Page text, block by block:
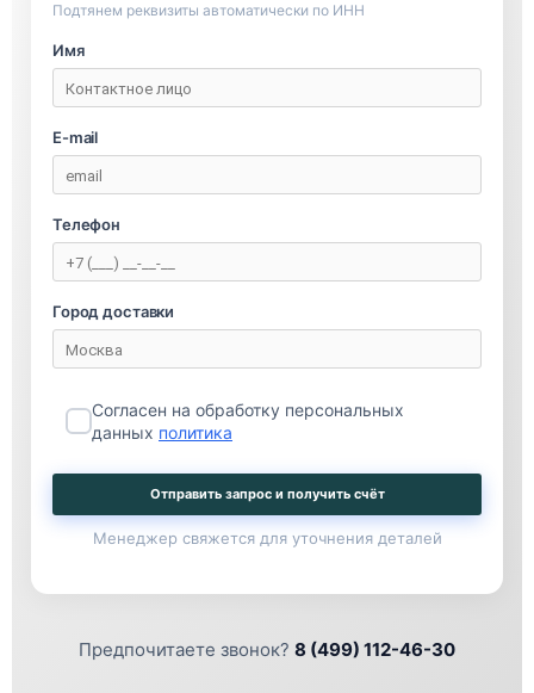
Подтянем реквизиты автоматически по ИНН
Имя
E-mail
Телефон
Город доставки
Согласен на обработку персональных
данных политика
Отправить запрос и получить счёт
Менеджер свяжется для уточнения деталей
Предпочитаете звонок? 8 (499) 112-46-30